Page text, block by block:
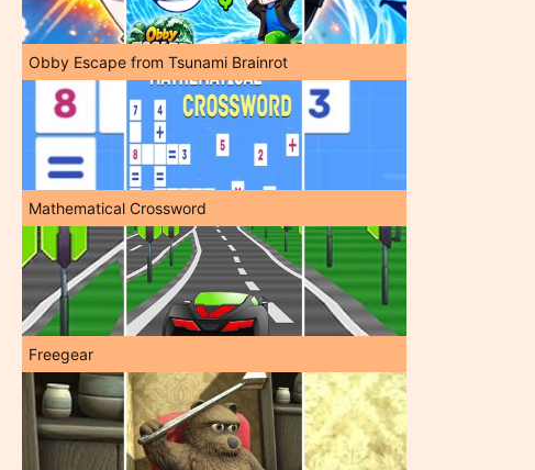
Obby Escape from Tsunami Brainrot
Mathematical Crossword
Freegear